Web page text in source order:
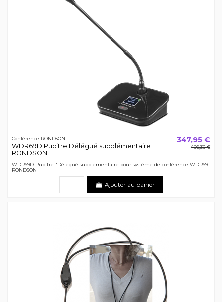
Conférence RONDSON
WDR69D Pupitre Délégué supplémentaire
RONDSON
347,95 €
409,36 €
WDR69D Pupitre "Délégué supplémentaire pour système de conférence WDR69
RONDSON
Ajouter au panier